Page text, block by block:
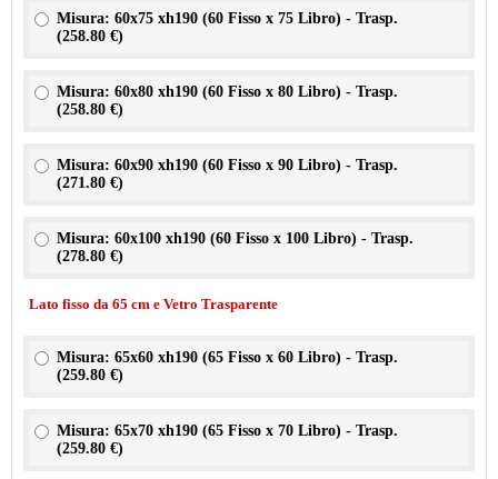
Misura: 60x75 xh190 (60 Fisso x 75 Libro) - Trasp.
(258.80 €)
Misura: 60x80 xh190 (60 Fisso x 80 Libro) - Trasp.
(258.80 €)
Misura: 60x90 xh190 (60 Fisso x 90 Libro) - Trasp.
(271.80 €)
Misura: 60x100 xh190 (60 Fisso x 100 Libro) - Trasp.
(278.80 €)
Lato fisso da 65 cm e Vetro Trasparente
Misura: 65x60 xh190 (65 Fisso x 60 Libro) - Trasp.
(259.80 €)
Misura: 65x70 xh190 (65 Fisso x 70 Libro) - Trasp.
(259.80 €)